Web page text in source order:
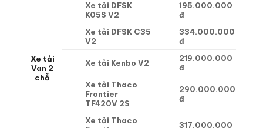
Xe tải
Van 2
chỗ
Xe tải DFSK
K05S V2
195.000.000
đ
Xe tải DFSK C35
V2
334.000.000
đ
Xe tải Kenbo V2
219.000.000
đ
Xe tải Thaco
Frontier
TF420V 2S
290.000.000
đ
Xe tải Thaco
317.000.000